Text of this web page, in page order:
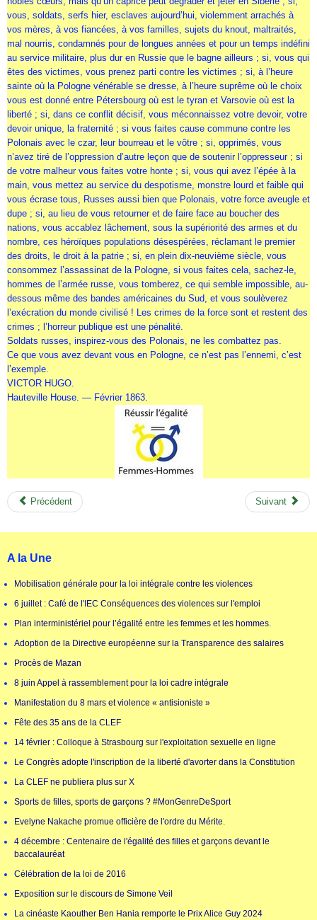
vous, soldats, serfs hier, esclaves aujourd’hui, violemment arrachés à
vos mères, à vos fiancées, à vos familles, sujets du knout, maltraités,
mal nourris, condamnés pour de longues années et pour un temps indéfini
au service militaire, plus dur en Russie que le bagne ailleurs ; si, vous qui
êtes des victimes, vous prenez parti contre les victimes ; si, à l’heure
sainte où la Pologne vénérable se dresse, à l’heure suprême où le choix
vous est donné entre Pétersbourg où est le tyran et Varsovie où est la
liberté ; si, dans ce conflit décisif, vous méconnaissez votre devoir, votre
devoir unique, la fraternité ; si vous faites cause commune contre les
Polonais avec le czar, leur bourreau et le vôtre ; si, opprimés, vous
n’avez tiré de l’oppression d’autre leçon que de soutenir l’oppresseur ; si
de votre malheur vous faites votre honte ; si, vous qui avez l’épée à la
main, vous mettez au service du despotisme, monstre lourd et faible qui
vous écrase tous, Russes aussi bien que Polonais, votre force aveugle et
dupe ; si, au lieu de vous retourner et de faire face au boucher des
nations, vous accablez lâchement, sous la supériorité des armes et du
nombre, ces héroïques populations désespérées, réclamant le premier
des droits, le droit à la patrie ; si, en plein dix-neuvième siècle, vous
consommez l’assassinat de la Pologne, si vous faites cela, sachez-le,
hommes de l’armée russe, vous tomberez, ce qui semble impossible, au-
dessous même des bandes américaines du Sud, et vous soulèverez
l’exécration du monde civilisé ! Les crimes de la force sont et restent des
crimes ; l’horreur publique est une pénalité.
Soldats russes, inspirez-vous des Polonais, ne les combattez pas.
Ce que vous avez devant vous en Pologne, ce n’est pas l’ennemi, c’est
l’exemple.
VICTOR HUGO.
Hauteville House. — Février 1863.
Précédent Suivant
A la Une
Mobilisation générale pour la loi intégrale contre les violences
6 juillet : Café de l'IEC Conséquences des violences sur l'emploi
Plan interministériel pour l’égalité entre les femmes et les hommes.
Adoption de la Directive européenne sur la Transparence des salaires
Procès de Mazan
8 juin Appel à rassemblement pour la loi cadre intégrale
Manifestation du 8 mars et violence « antisioniste »
Fête des 35 ans de la CLEF
14 février : Colloque à Strasbourg sur l'exploitation sexuelle en ligne
Le Congrès adopte l'inscription de la liberté d'avorter dans la Constitution
La CLEF ne publiera plus sur X
Sports de filles, sports de garçons ? #MonGenreDeSport
Evelyne Nakache promue officière de l'ordre du Mérite.
4 décembre : Centenaire de l'égalité des filles et garçons devant le
baccalauréat
Célébration de la loi de 2016
Exposition sur le discours de Simone Veil
La cinéaste Kaouther Ben Hania remporte le Prix Alice Guy 2024